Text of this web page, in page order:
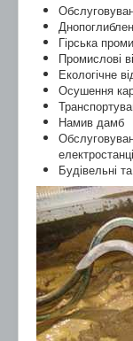
Гірська
Промислові
Екологічне
Осушення
Намив дамб
Будівельні